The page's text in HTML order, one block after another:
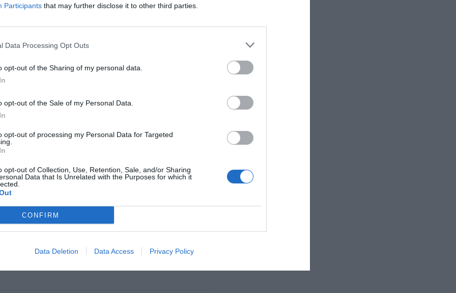
Participants that may further disclose it to other third parties.
Data Processing Opt Outs
opt-out of the Sharing of my personal data.
opt-out of the Sale of my Personal Data.
opt-out of processing my Personal Data for Targeted
opt-out of Collection, Use, Retention, Sale, and/or Sharing
Data that Is Unrelated with the Purposes for which it
CONFIRM
Data Deletion Data Access Privacy Policy
de grans xefs per a temps de
de 2020
un 'bar à manger' on tot no és